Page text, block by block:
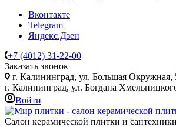
Вконтакте
Telegram
Яндекс.Дзен
+7 (4012) 31-22-00
Заказать звонок
г. Калининград, ул. Большая Окружная,
г. Калининград, ул. Богдана
Войти
Салон керамической плитки и сантехники